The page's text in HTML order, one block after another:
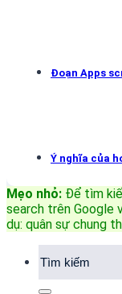
Đoạn Apps
Ý nghĩa của
Mẹo nhỏ: Để tìm
search trên Google
dụ: quân sự chung